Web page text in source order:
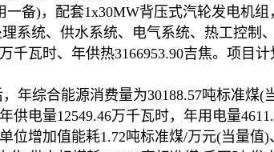
备)，配套1x30MW背压式汽轮发电机
系统、供水系统、电气系统、热工控制
千瓦时、年供热3166953.90吉焦。项目
年综合能源消费量为30188.57吨标准煤(
供电量12549.46万千瓦时，年用电量
位增加值能耗1.72吨标准煤/万元(当量